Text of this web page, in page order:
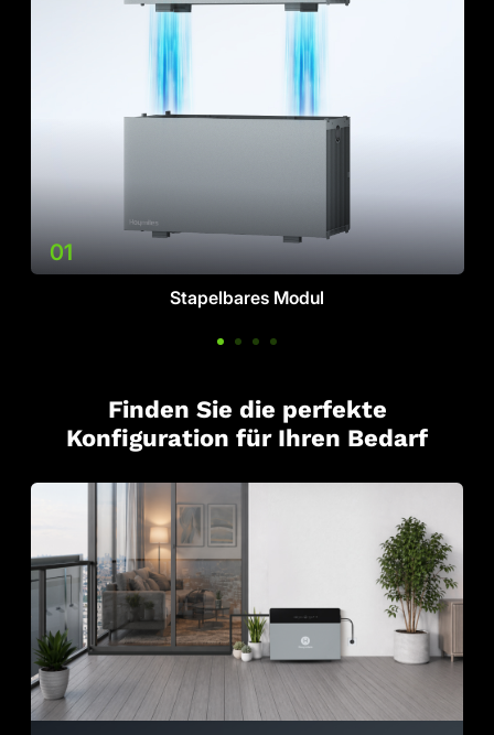
02
PV-Module anschließen
Finden Sie die perfekte
Konfiguration für Ihren Bedarf